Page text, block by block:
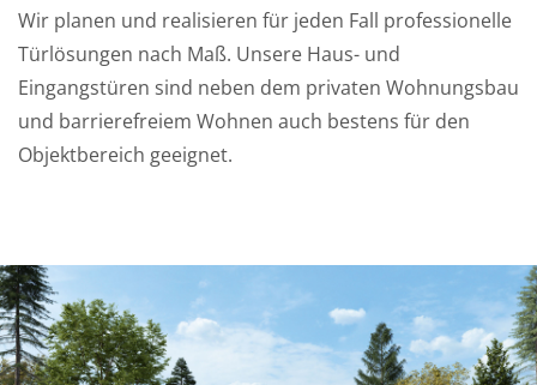
Wir planen und realisieren für jeden Fall professionelle
Türlösungen nach Maß. Unsere Haus- und
Eingangstüren sind neben dem privaten Wohnungsbau
und barrierefreiem Wohnen auch bestens für den
Objektbereich geeignet.